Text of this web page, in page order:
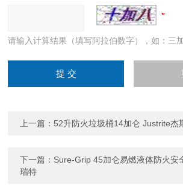
请输入计算结果（填写阿拉伯数字），如：三
上一篇： 52升防火垃圾桶14加仑 Justrite杰
下一篇： Sure-Grip 45加仑易燃液体防火安
瑞特